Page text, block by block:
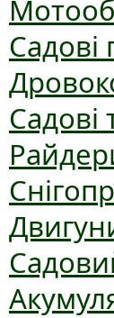
Садові
Садові